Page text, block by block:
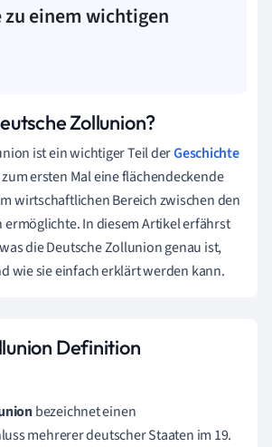
zu einem wichtigen
Zollunion?
ist ein wichtiger Teil derGeschichte
ersten Mal eine flächendeckende
wirtschaftlichen Bereich zwischen den
ermöglichte. In diesem Artikel erfährst
die Deutsche Zollunion genau ist,
wie sie einfach erklärt werden kann.
Definition
bezeichnet einen
mehrerer deutscher Staaten im 19.